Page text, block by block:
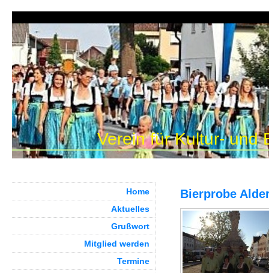
Verein für Kultur- und
Bierprobe
Home
Aktuelles
Grußwort
Mitglied werden
Termine